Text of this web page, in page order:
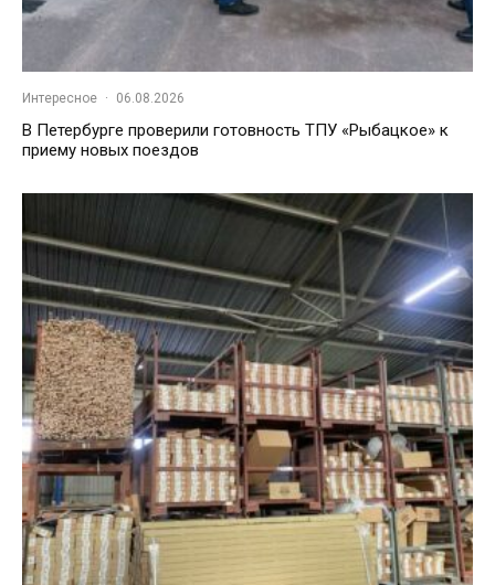
Интересное · 06.08.2026
В Петербурге проверили готовность ТПУ «Рыбацкое» к
приему новых поездов